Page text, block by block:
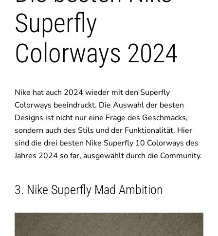
Superfly
Colorways 2024
Nike hat auch 2024 wieder mit den Superfly
Colorways beeindruckt. Die Auswahl der besten
Designs ist nicht nur eine Frage des Geschmacks,
sondern auch des Stils und der Funktionalität. Hier
sind die drei besten Nike Superfly 10 Colorways des
Jahres 2024 so far, ausgewählt durch die Community.
3. Nike Superfly Mad Ambition